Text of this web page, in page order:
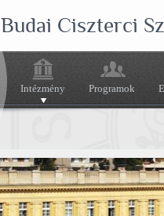
Budai Ciszterci
Intézmény Programok